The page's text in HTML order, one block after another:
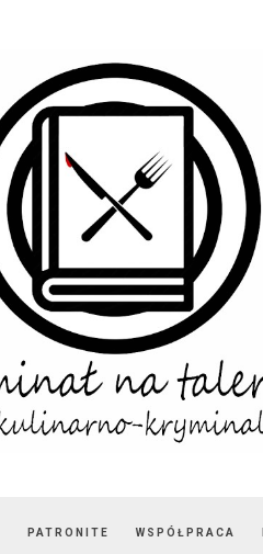
PATRONITE WSPÓŁPRACA